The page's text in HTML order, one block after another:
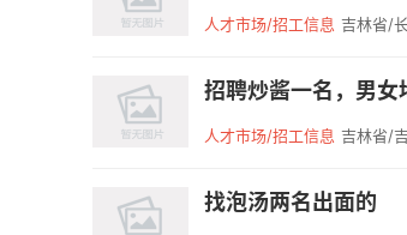
人才市场/招工信息 吉林省/
招聘炒酱一名，男女
人才市场/招工信息 吉林省/
找泡汤两名出面的